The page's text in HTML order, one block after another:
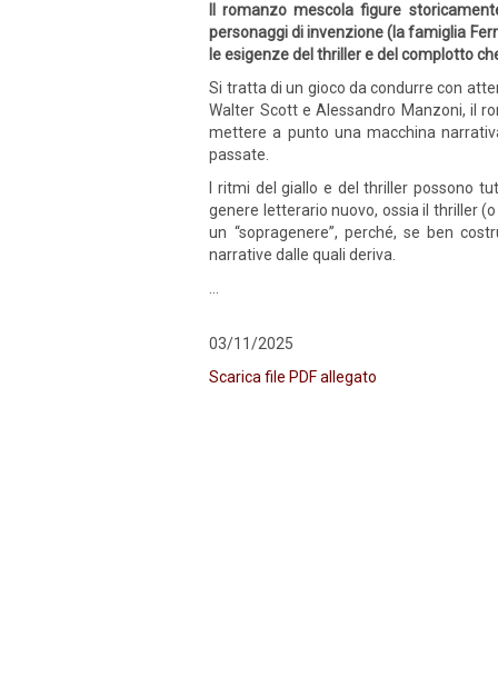
Il romanzo mescola figure
personaggi di invenzione (la famiglia
le esigenze del thriller e del complotto
Si tratta di un gioco da condurre con
Walter Scott e Alessandro Manzoni, il
mettere a punto una macchina
passate.
I ritmi del giallo e del thriller possono
genere letterario nuovo, ossia il thriller
un “sopragenere”, perché, se ben
narrative dalle quali deriva.
03/11/2025
Scarica file PDF allegato